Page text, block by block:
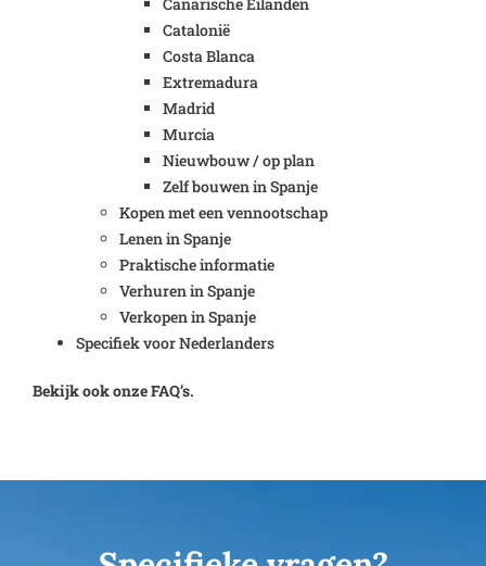
Catalonië
Costa Blanca
Extremadura
Madrid
Murcia
Nieuwbouw / op plan
Zelf bouwen in Spanje
Kopen met een vennootschap
Lenen in Spanje
Praktische informatie
Verhuren in Spanje
Verkopen in Spanje
Specifiek voor Nederlanders
Bekijk ook onze FAQ’s.